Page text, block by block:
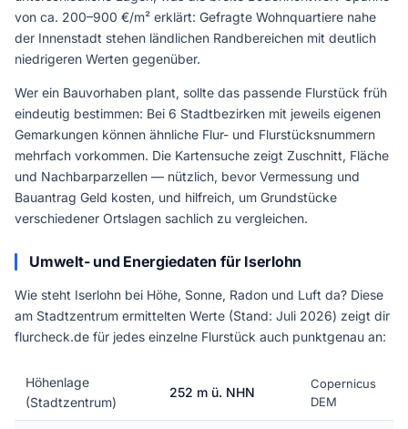
von ca. 200–900 €/m² erklärt: Gefragte Wohnquartiere nahe
der Innenstadt stehen ländlichen Randbereichen mit deutlich
niedrigeren Werten gegenüber.
Wer ein Bauvorhaben plant, sollte das passende Flurstück früh
eindeutig bestimmen: Bei 6 Stadtbezirken mit jeweils eigenen
Gemarkungen können ähnliche Flur- und Flurstücksnummern
mehrfach vorkommen. Die Kartensuche zeigt Zuschnitt, Fläche
und Nachbarparzellen — nützlich, bevor Vermessung und
Bauantrag Geld kosten, und hilfreich, um Grundstücke
verschiedener Ortslagen sachlich zu vergleichen.
Umwelt- und Energiedaten für Iserlohn
Wie steht Iserlohn bei Höhe, Sonne, Radon und Luft da? Diese
am Stadtzentrum ermittelten Werte (Stand: Juli 2026) zeigt dir
flurcheck.de für jedes einzelne Flurstück auch punktgenau an:
Höhenlage
(Stadtzentrum)
252 m ü. NHN
Copernicus
DEM